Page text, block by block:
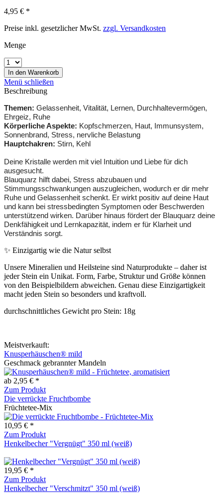
4,95 € *
Preise inkl. gesetzlicher MwSt. zzgl. Versandkosten
Menge
In den Warenkorb
Menü schließen
Beschreibung
Themen: Gelassenheit, Vitalität, Lernen, Durchhaltevermögen,
Ehrgeiz, Ruhe
Körperliche Aspekte: Kopfschmerzen, Haut, Immunsystem,
Sonnenbrand, Stress, nervliche Belastung
Hauptchakren: Stirn, Kehl
Deine Kristalle werden mit viel Intuition und Liebe für dich
ausgesucht.
Blauquarz hilft dabei, Stress abzubauen und
Stimmungsschwankungen auszugleichen, wodurch er dir mehr
Ruhe und Gelassenheit schenkt. Er wirkt positiv auf deine Haut
und kann bei stressbedingten Symptomen oder Beschwerden
unterstützend wirken. Darüber hinaus fördert der Blauquarz deine
Denkfähigkeit und Lernkapazität, indem er für Klarheit und
Verständnis sorgt.
✨ Einzigartig wie die Natur selbst
Unsere Mineralien und Heilsteine sind Naturprodukte – daher ist
jeder Stein ein Unikat. Form, Farbe, Struktur und Größe können
von den Beispielbildern abweichen. Genau diese Einzigartigkeit
macht jeden Stein so besonders und kraftvoll.
durchschnittliches Gewicht pro Stein: 18g
Meistverkauft:
Knusperhäuschen® mild
Geschmack gebrannter Mandeln
ab 2,95 € *
Zum Produkt
Die verrückte Fruchtbombe
Früchtetee-Mix
10,95 € *
Zum Produkt
Henkelbecher "Vergnügt" 350 ml (weiß)
19,95 € *
Zum Produkt
Henkelbecher "Verschmitzt" 350 ml (weiß)